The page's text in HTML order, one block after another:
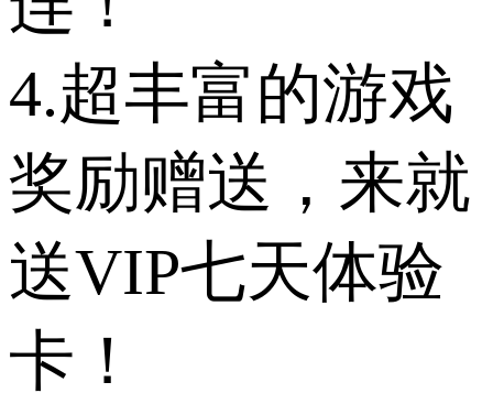
4.超丰富的游戏
奖励赠送，来就
送VIP七天体验
卡！